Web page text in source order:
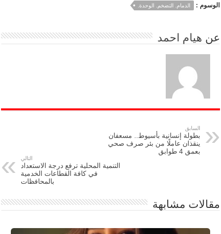
الوسوم : الدمام. التضخم. الوحدة.
عن هيام احمد
السابق
بطولة إنسانية بأسيوط.. مسعفان
ينقذان عاملًا من بئر صرف صحي
بعمق 4 طوابق
التالي
التنمية المحلية ترفع درجة الاستعداد
في كافة القطاعات الخدمية
بالمحافظات
مقالات مشابهة